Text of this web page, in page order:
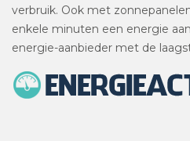
verbruik. Ook met
enkele minuten een energie
energie-aanbieder met de